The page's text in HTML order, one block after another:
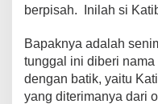
berpisah. Inilah si
Bapaknya adalah
tunggal ini diberi
dengan batik, yaitu
yang diterimanya dari